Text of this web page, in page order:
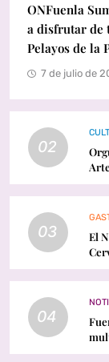
ONFuenla
a disfrutar de
Pelayos de la
7 de julio de
02
03
El
04